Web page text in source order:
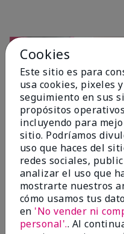
10 Reseñas
Cookies
Este sitio es para
usa cookies, pixeles
seguimiento en sus
propósitos
incluyendo para
sitio. Podríamos
uso que haces del
redes sociales,
analizar el uso que
mostrarte nuestros
cómo usamos tus
en 'No vender ni
personal'.. Al